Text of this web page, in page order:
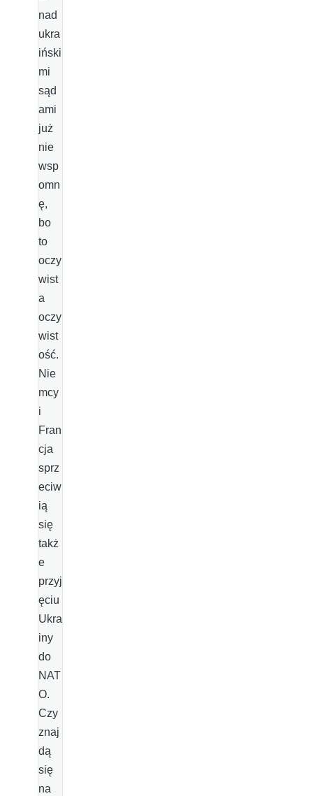
nad
ukra
iński
mi
sąd
ami
już
nie
wsp
omn
ę,
bo
to
oczy
wist
a
oczy
wist
ość.
Nie
mcy
i
Fran
cja
sprz
eciw
ią
się
takż
e
przyj
ęciu
Ukra
iny
do
NAT
O.
Czy
znaj
dą
się
na